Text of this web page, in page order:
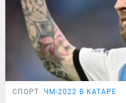
СПОРТ ЧМ-2022 В КАТАРЕ